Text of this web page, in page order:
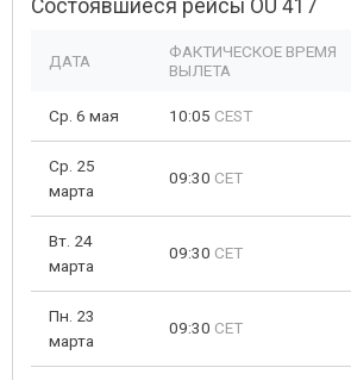
Состоявшиеся рейсы OU 417
ДАТА
ФАКТИЧЕСКОЕ ВРЕМЯ
ВЫЛЕТА
Ср. 6 мая 10:05 CEST
Ср. 25
марта
09:30 CET
Вт. 24
марта
09:30 CET
Пн. 23
марта
09:30 CET